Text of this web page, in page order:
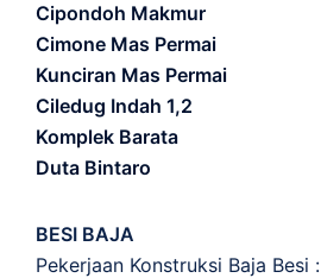
Cipondoh Makmur
Cimone Mas Permai
Kunciran Mas Permai
Ciledug Indah 1,2
Komplek Barata
Duta Bintaro
BESI BAJA
Pekerjaan Konstruksi Baja Besi :